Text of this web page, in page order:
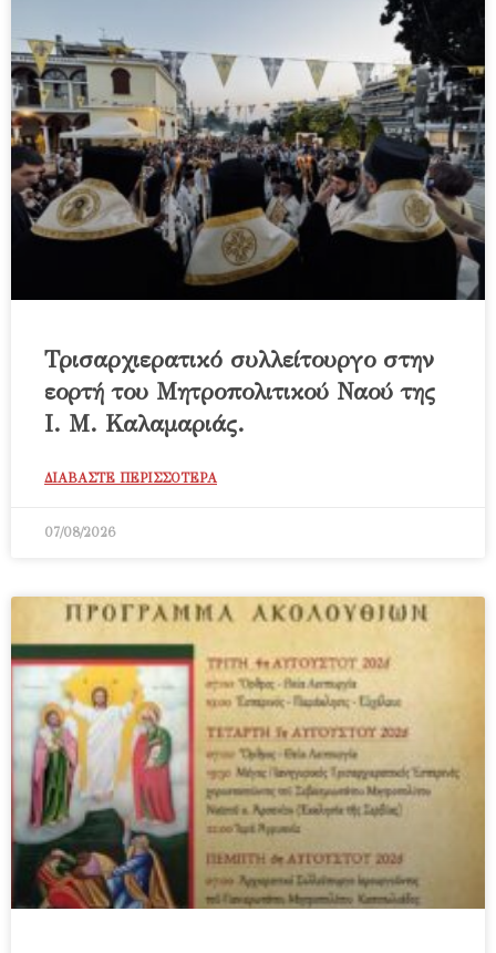
Τρισαρχιερατικό συλλείτουργο στην
εορτή του Μητροπολιτικού Ναού της
Ι. Μ. Καλαμαριάς.
ΔΙΑΒΑΣΤΕ ΠΕΡΙΣΣΟΤΕΡΑ
07/08/2026